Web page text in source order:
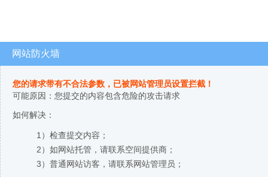
网站防火墙
您的请求带有不合法参数，已被网站管理员设置拦截！
可能原因：您提交的内容包含危险的攻击请求
如何解决：
1）检查提交内容；
2）如网站托管，请联系空间提供商；
3）普通网站访客，请联系网站管理员；